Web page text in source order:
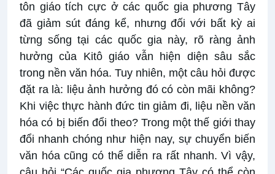
tôn giáo tích cực ở các quốc gia phương Tây
đã giảm sút đáng kể, nhưng đối với bất kỳ ai
từng sống tại các quốc gia này, rõ ràng ảnh
hưởng của Kitô giáo vẫn hiện diện sâu sắc
trong nền văn hóa. Tuy nhiên, một câu hỏi được
đặt ra là: liệu ảnh hưởng đó có còn mãi không?
Khi việc thực hành đức tin giảm đi, liệu nền văn
hóa có bị biến đổi theo? Trong một thế giới thay
đổi nhanh chóng như hiện nay, sự chuyển biến
văn hóa cũng có thể diễn ra rất nhanh. Vì vậy,